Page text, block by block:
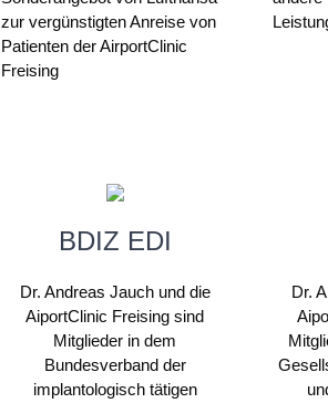
zur vergünstigten Anreise von
Patienten der AirportClinic
Freising
BDIZ EDI
Dr. Andreas Jauch und die
AiportClinic Freising sind
Mitglieder in dem
Bundesverband der
implantologisch tätigen
Dr.